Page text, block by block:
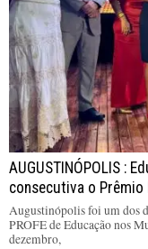
AUGUSTINÓPOLIS :
consecutiva o Prêmio
Augustinópolis foi um dos
PROFE de Educação nos
dezembro,